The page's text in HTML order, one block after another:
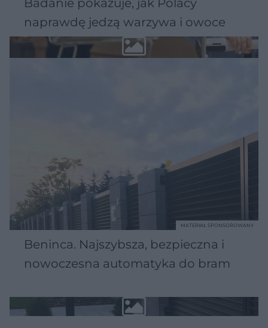
Badanie pokazuje, jak Polacy
naprawdę jedzą warzywa i owoce
Beninca. Najszybsza, bezpieczna i
nowoczesna automatyka do bram
MATERIAŁ SPONSOROWANY